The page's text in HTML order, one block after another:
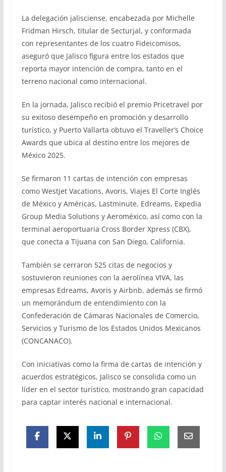
La delegación jalisciense, encabezada por Michelle
Fridman Hirsch, titular de Secturjal, y conformada
con representantes de los cuatro Fideicomisos,
aseguró que Jalisco figura entre los estados que
reporta mayor intención de compra, tanto en el
terreno nacional como internacional.
En la jornada, Jalisco recibió el premio Pricetravel por
su exitoso desempeño en promoción y desarrollo
turístico, y Puerto Vallarta obtuvo el Traveller’s Choice
Awards que ubica al destino entre los mejores de
México 2025.
Se firmaron 11 cartas de intención con empresas
como Westjet Vacations, Avoris, Viajes El Corte Inglés
de México y Américas, Lastminute, Edreams, Expedia
Group Media Solutions y Aeroméxico, así como con la
terminal aeroportuaria Cross Border Xpress (CBX),
que conecta a Tijuana con San Diego, California.
También se cerraron 525 citas de negocios y
sostuvieron reuniones con la aerolínea VIVA, las
empresas Edreams, Avoris y Airbnb, además se firmó
un memorándum de entendimiento con la
Confederación de Cámaras Nacionales de Comercio,
Servicios y Turismo de los Estados Unidos Mexicanos
(CONCANACO).
Con iniciativas como la firma de cartas de intención y
acuerdos estratégicos, Jalisco se consolida como un
líder en el sector turístico, mostrando gran capacidad
para captar interés nacional e internacional.